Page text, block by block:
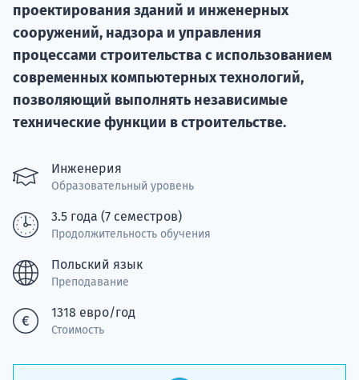
проектирования зданий и инженерных
сооружений, надзора и управления
процессами строительства с использованием
современных компьютерных технологий,
позволяющий выполнять независимые
технические функции в строительстве.
Инженерия
Образовательный уровень
3.5 года (7 семестров)
Продолжительность обучения
Польский язык
Преподавание
1318 евро/год
Стоимость